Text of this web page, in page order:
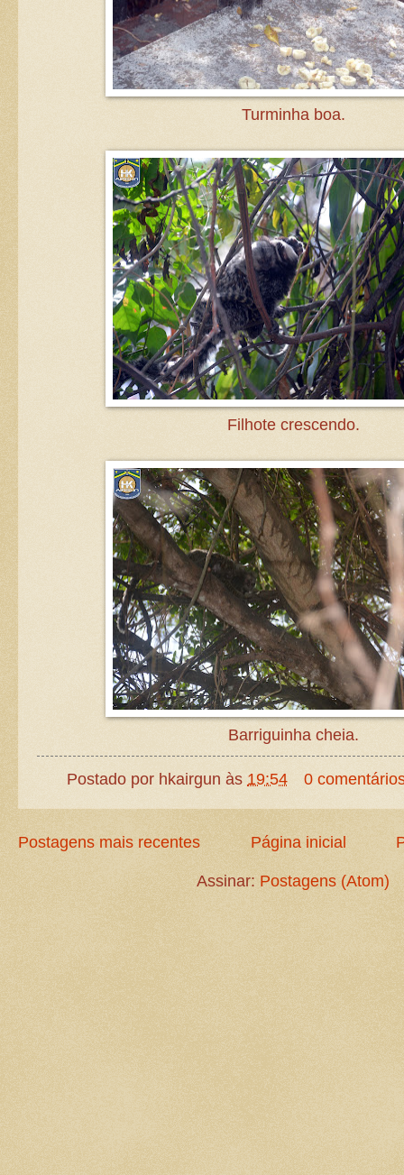
Turminha boa.
Filhote crescendo.
Barriguinha cheia.
Postado por hkairgun às 19:54 0
Postagens mais recentes Página inicial
Assinar: Postagens (Atom)